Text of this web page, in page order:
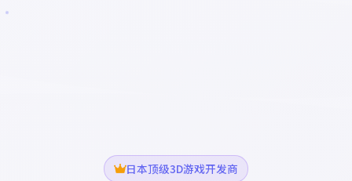
日本顶级3D游戏开发商